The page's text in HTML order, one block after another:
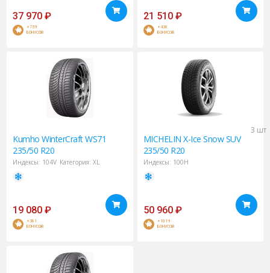
37 970 ₽
+759
БОНУСОВ
21 510 ₽
+430
БОНУСОВ
Kumho WinterCraft WS71
235/50 R20
Индексы: 104V Категория: XL
19 080 ₽
+381
БОНУСОВ
3 шт
MICHELIN X-Ice Snow SUV
235/50 R20
Индексы: 100H
50 960 ₽
+1019
БОНУСОВ